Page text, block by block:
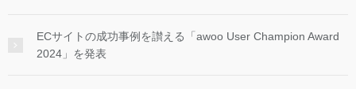
ECサイトの成功事例を讃える「awoo User Champion Award
2024」を発表